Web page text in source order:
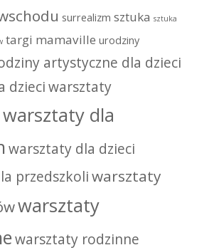
surrealizm sztuka sztuka
targi mamaville urodziny
artystyczne dla dzieci
dzieci warsztaty
warsztaty dla
warsztaty dla dzieci
przedszkoli warsztaty
warsztaty
warsztaty rodzinne